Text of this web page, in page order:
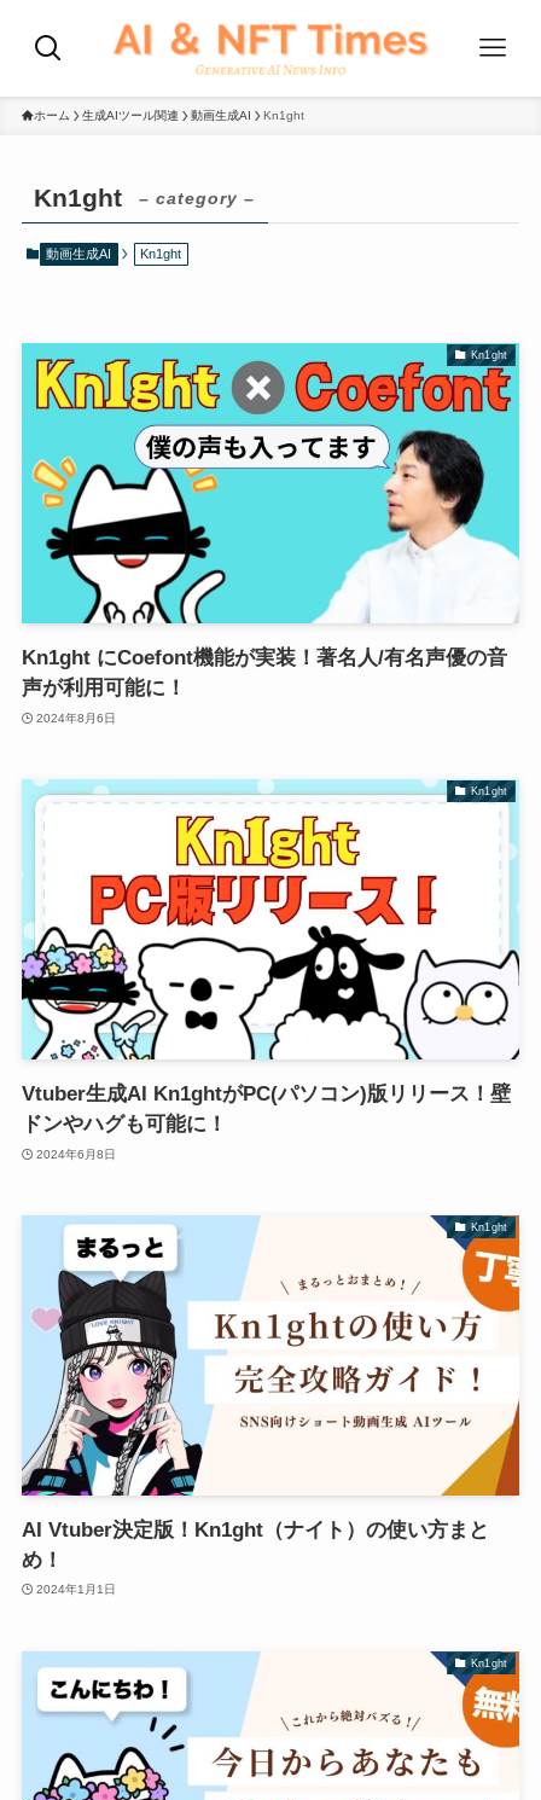
ホーム 生成AIツール関連 動画生成AI Kn1ght
Kn1ght – category –
動画生成AI Kn1ght
Kn1ght
Kn1ght にCoefont機能が実装！著名人/有名声優の音
声が利用可能に！
2024年8月6日
Kn1ght
Vtuber生成AI Kn1ghtがPC(パソコン)版リリース！壁
ドンやハグも可能に！
2024年6月8日
Kn1ght
AI Vtuber決定版！Kn1ght（ナイト）の使い方まと
め！
2024年1月1日
Kn1ght